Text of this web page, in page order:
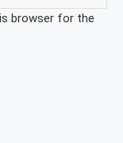
browser for the